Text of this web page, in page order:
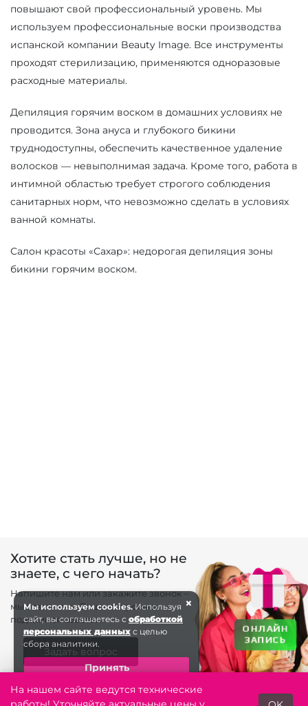
повышают свой профессиональный уровень. Мы
используем профессиональные воски производства
испанской компании Beauty Image. Все инструменты
проходят стерилизацию, применяются одноразовые
расходные материалы.
Депиляция горячим воском в домашних условиях не
проводится. Зона ануса и глубокого бикини
труднодоступны, обеспечить качественное удаление
волосков — невыполнимая задача. Кроме того, работа в
интимной областью требует строгого соблюдения
санитарных норм, что невозможно сделать в условиях
ванной комнаты.
Салон красоты «Сахар»: недорогая депиляция зоны
бикини горячим воском.
Хотите стать лучше, но не
знаете, с чего начать?
Напишите нам или закажите звонок –
мы ответим на Ваши вопросы и
поделимся советом.
Задать вопрос
Заказать звонок
×
Мы используем cookies.Используя
сайт, вы соглашаетесь с обработкой
персональных данных с целью
сбора аналитики.
Принять
ОНЛАЙН
ЗАПИСЬ
На нашем сайте ведутся технические